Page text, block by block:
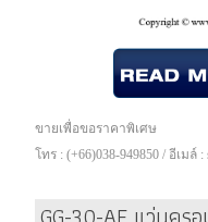
ขายเพื่อขอราคาพิเศษ
โทร : (+66)038-949850 / อีเมล์ :